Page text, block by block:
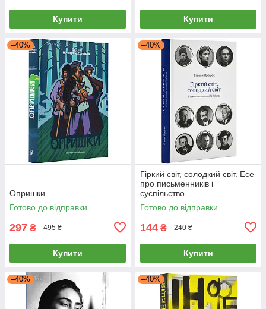
Купити Купити
–40%
Опришки
Готово до відправки
297 ₴ 495 ₴
Купити
–40%
Гіркий світ, солодкий світ. Есе
про письменників і
суспільство
Готово до відправки
144 ₴ 240 ₴
Купити
–40% –40%